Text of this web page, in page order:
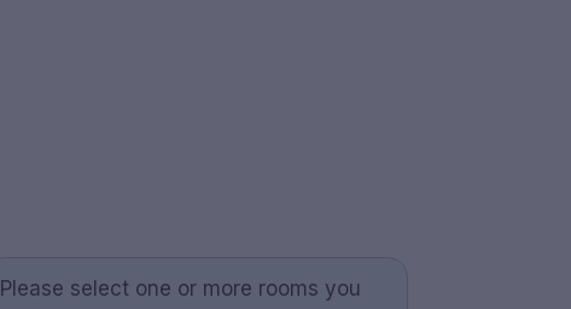
Please select one or more rooms you